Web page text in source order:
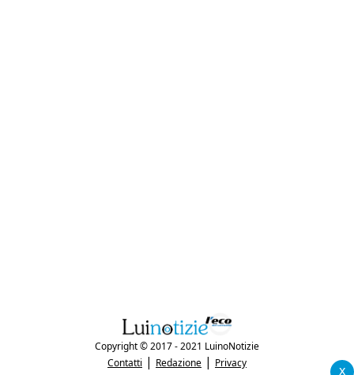
x
Copyright © 2017 - 2021 LuinoNotizie
Contatti | Redazione | Privacy